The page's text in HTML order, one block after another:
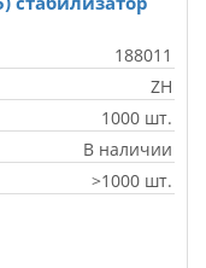
188011
ZH
1000 шт.
В наличии
>1000 шт.